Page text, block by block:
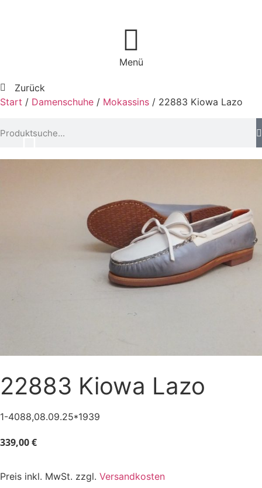
Menü
Zurück
Start / Damenschuhe / Mokassins / 22883 Kiowa Lazo
22883 Kiowa Lazo
1-4088,08.09.25*1939
339,00€
Preis inkl. MwSt. zzgl. Versandkosten